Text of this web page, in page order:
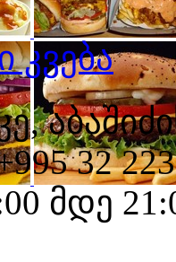
კვება
32
მდე